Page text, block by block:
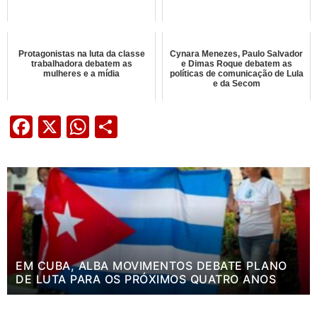
Protagonistas na luta da classe
trabalhadora debatem as
mulheres e a mídia
Cynara Menezes, Paulo Salvador
e Dimas Roque debatem as
políticas de comunicação de Lula
e da Secom
Facebook
X WhatsApp
EM CUBA, ALBA MOVIMENTOS DEBATE PLANO
DE LUTA PARA OS PRÓXIMOS QUATRO ANOS